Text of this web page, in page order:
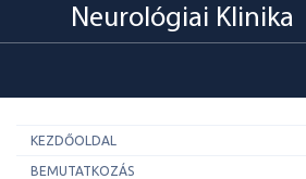
Neurológiai Klinika
KEZDŐOLDAL
BEMUTATKOZÁS